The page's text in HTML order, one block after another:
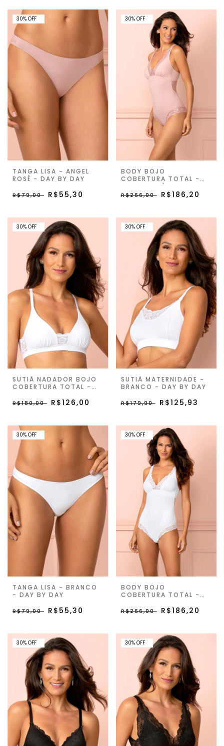
30% OFF
30% OFF
TANGA LISA - ANGEL
ROSÊ - DAY BY DAY
R$79,00 R$55,30
30% OFF
30% OFF
BODY BOJO
COBERTURA TOTAL -
ANGEL ROSÊ - DAY BY
DAY
R$266,00 R$186,20
30% OFF
30% OFF
SUTIÃ NADADOR BOJO
COBERTURA TOTAL -
R$180,00 R$126,00
30% OFF
30% OFF
SUTIÃ MATERNIDADE -
BRANCO - DAY BY DAY
R$179,90 R$125,93
30% OFF
30% OFF
TANGA LISA - BRANCO
- DAY BY DAY
R$79,00 R$55,30
30% OFF
30% OFF
BODY BOJO
COBERTURA TOTAL -
R$266,00 R$186,20
30% OFF
30% OFF 30% OFF
30% OFF